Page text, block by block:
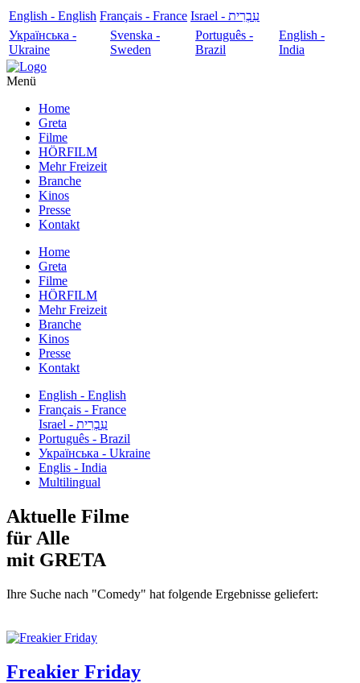
English - English Français - France
עִבְרִית - Israel
Українська -
Ukraine
Svenska -
Sweden
Português -
Brazil
English -
India
Menü
Home
Greta
Filme
HÖRFILM
Mehr Freizeit
Branche
Kinos
Presse
Kontakt
Home
Greta
Filme
HÖRFILM
Mehr Freizeit
Branche
Kinos
Presse
Kontakt
English - English
Français - France
עִבְרִית - Israel
Português - Brazil
Українська - Ukraine
Englis - India
Multilingual
Aktuelle Filme
für Alle
mit GRETA
Ihre Suche nach "Comedy" hat folgende Ergebnisse geliefert:
Freakier Friday